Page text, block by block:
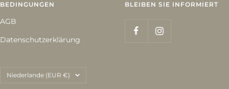
BEDINGUNGEN
AGB
Datenschutzerklärung
BLEIBEN SIE INFORMIERT
Land/Region
Niederlande (EUR €)